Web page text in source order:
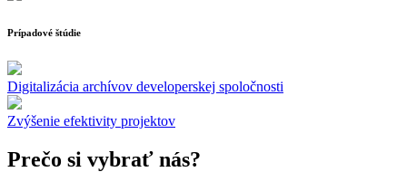
Prípadové štúdie
Digitalizácia archívov developerskej spoločnosti
Zvýšenie efektivity projektov
Prečo si vybrať nás?